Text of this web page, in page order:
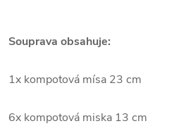
Souprava obsahuje:
1x kompotová mísa 23 cm
6x kompotová miska 13 cm